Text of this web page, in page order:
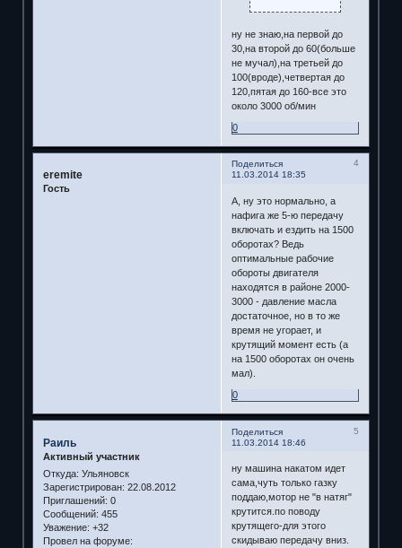
ну не знаю,на первой до
30,на второй до 60(больше
не мучал),на третьей до
100(вроде),четвертая до
120,пятая до 160-все это
около 3000 об/мин
0
Поделиться
4
11.03.2014 18:35
eremite
Гость
А, ну это нормально, а
нафига же 5-ю передачу
включать и ездить на 1500
оборотах? Ведь
оптимальные рабочие
обороты двигателя
находятся в районе 2000-
3000 - давление масла
достаточное, но в то же
время не угорает, и
крутящий момент есть (а
на 1500 оборотах он очень
мал).
0
Поделиться
5
11.03.2014 18:46
Раиль
Активный участник
Откуда: Ульяновск
Зарегистрирован: 22.08.2012
Приглашений: 0
Сообщений: 455
Уважение: +32
Провел на форуме:
ну машина накатом идет
сама,чуть только газку
поддаю,мотор не "в натяг"
крутится.по поводу
крутящего-для этого
скидываю передачу вниз.